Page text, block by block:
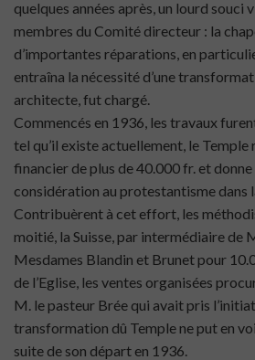
quelques années après, un lourd souci
membres du Comité directeur : la
d’importantes réparations, en
entraîna la nécessité d’une
architecte, fut chargé.
Commencés en 1936, les travaux
tel qu’il existe actuellement, le
financier de plus de 40.000 fr. et donne
considération au protestantisme dans
Contribuèrent à cet effort, les
moitié, la Suisse, par intermédiaire de
Mesdames Blandin et Brunet pour
de l’Eglise, les ventes organisées
M. le pasteur Brée qui avait pris
transformation dû Temple ne put en
suite de son départ en 1936.